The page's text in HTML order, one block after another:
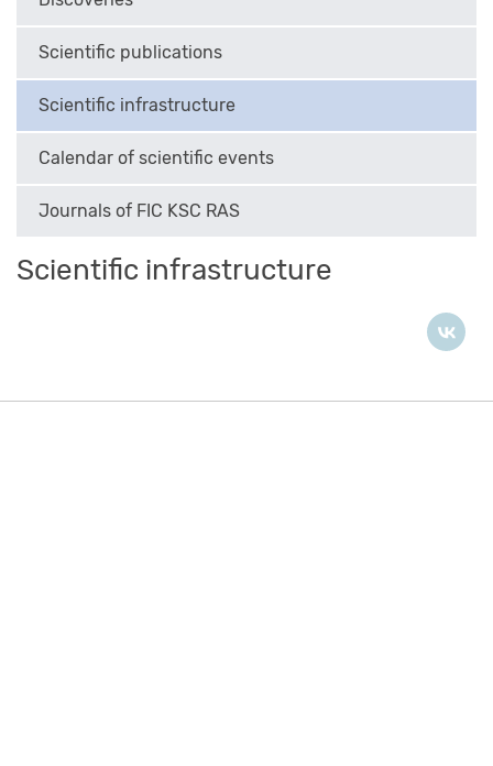
Scientific publications
Scientific infrastructure
Calendar of scientific events
Journals of FIC KSC RAS
Scientific infrastructure